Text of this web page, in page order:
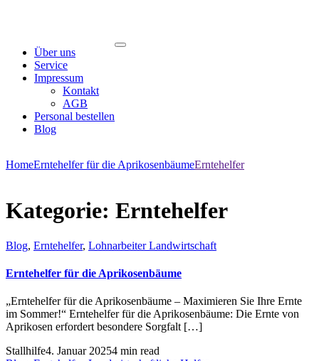
Über uns
Service
Impressum
Kontakt
AGB
Personal bestellen
Blog
HomeErntehelfer für die AprikosenbäumeErntehelfer
Kategorie: Erntehelfer
Blog, Erntehelfer, Lohnarbeiter Landwirtschaft
Erntehelfer für die Aprikosenbäume
„Erntehelfer für die Aprikosenbäume – Maximieren Sie Ihre Ernte
im Sommer!“ Erntehelfer für die Aprikosenbäume: Die Ernte von
Aprikosen erfordert besondere Sorgfalt […]
Stallhilfe4. Januar 20254 min read